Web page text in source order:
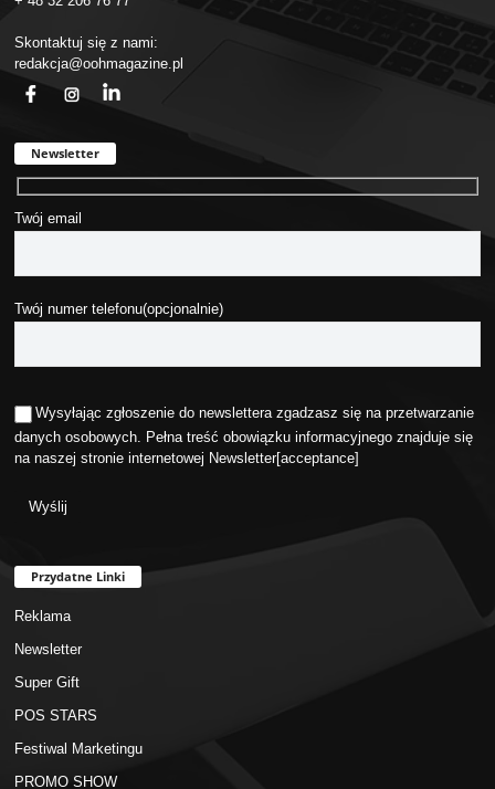
Skontaktuj się z nami:
redakcja@oohmagazine.pl
Newsletter
Twój email
Twój numer telefonu(opcjonalnie)
Wysyłając zgłoszenie do newslettera zgadzasz się na przetwarzanie
danych osobowych. Pełna treść obowiązku informacyjnego znajduje się
na naszej stronie internetowej Newsletter[acceptance]
Przydatne Linki
Reklama
Newsletter
Super Gift
POS STARS
Festiwal Marketingu
PROMO SHOW